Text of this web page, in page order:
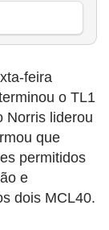
feira
o TL1
Norris liderou
que
permitidos
e
dois MCL40.